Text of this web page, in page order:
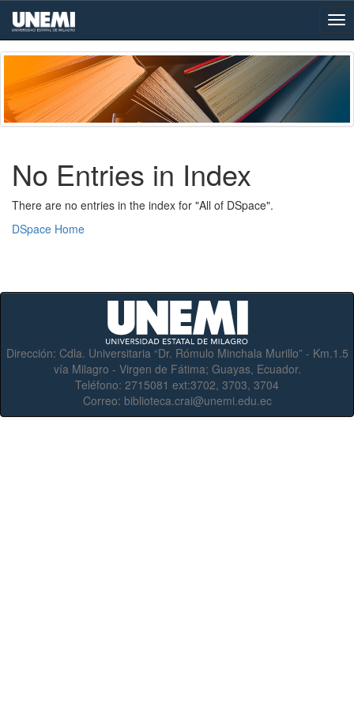
Skip
navigation
No Entries in Index
There are no entries in the index for "All of DSpace".
DSpace Home
Dirección: Cdla. Universitaria “Dr. Rómulo Minchala Murillo” - Km.1.5
vía Milagro - Virgen de Fátima; Guayas, Ecuador.
Teléfono: 2715081 ext:3702, 3703, 3704
Correo: biblioteca.crai@unemi.edu.ec